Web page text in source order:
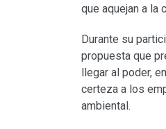
que aquejan a la
Durante su
propuesta que
llegar al poder,
certeza a los
ambiental.